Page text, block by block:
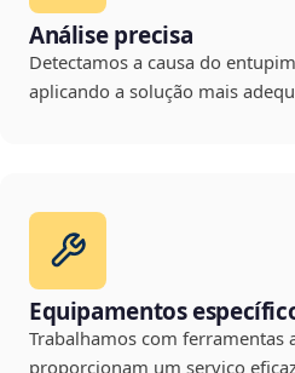
Análise precisa
Detectamos a causa do
aplicando a solução mais
Equipamentos
Trabalhamos com ferramentas
proporcionam um serviço